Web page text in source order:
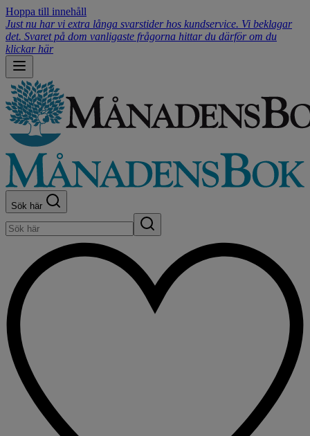
Hoppa till innehåll
Just nu har vi extra långa svarstider hos kundservice. Vi beklagar
det. Svaret på dom vanligaste frågorna hittar du därför om du
klickar här
Sök här